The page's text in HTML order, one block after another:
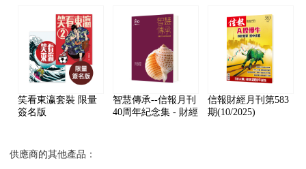
笑看東瀛套裝 限量
簽名版
智慧傳承--信報月刊
40周年紀念集 - 財經
信報財經月刊第583
期(10/2025)
供應商的其他產品：